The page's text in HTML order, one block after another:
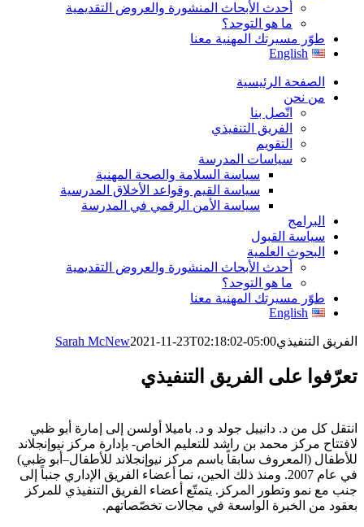
أحدث الأبحاث المنشورة والعروض التقديمية
ما هو التوحد؟
طوّر مسيرتك المهنية معنا
English
الصفحة الرئيسية
من نحن
اتّصل بنا
الفريق التنفيذي
التقويم
سياسات المدرسة
سياسة السلامة والصحة المهنية
سياسة القيم وقواعد الأخلاق المدرسية
سياسة الأمن الرقمي في المدرسة
البرامج
سياسة القبول
البحوث العلمية
أحدث الأبحاث المنشورة والعروض التقديمية
ما هو التوحد؟
طوّر مسيرتك المهنية معنا
English
الفريق التنفيذي Sarah McNew2021-11-23T02:18:02-05:00
تعرّفوا على الفريق التنفيذي
انتقل كل من د. دانييل جولد و د. باميلا أولسن إلى إمارة أبو ظبي
لافتتاح مركز محمد بن راشد للتعليم الخاص- بإدارة مركز نيوإنجلاند
للأطفال (المعروف سابقاً باسم مركز نيوإنجلاند للأطفال–أبو ظبي)
في عام 2007. ومنذ ذلك الحين، نما أعضاء الفريق الإداري جنباً إلى
جنب مع نمو وتطور المركز. يتمتّع أعضاء الفريق التنفيذي للمركز
بعقود من الخبرة الواسعة في مجالات تخصّصاتهم.